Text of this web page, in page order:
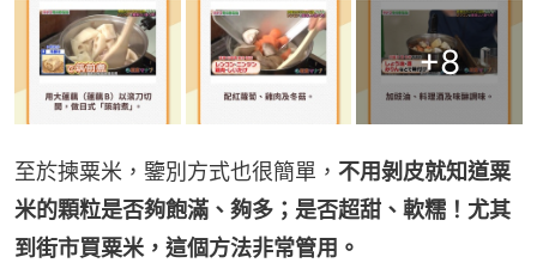
+8
至於揀粟米，鑒別方式也很簡單， 不用剝皮就知道粟
米的顆粒是否夠飽滿、夠多；是否超甜、軟糯！尤其
到街市買粟米，這個方法非常管用。